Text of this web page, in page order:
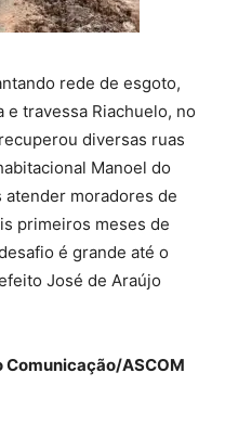
rede de esgoto,
e travessa Riachuelo, no
diversas ruas
Manoel do
atender moradores de
primeiros meses de
é grande até o
José de Araújo
ASCOM